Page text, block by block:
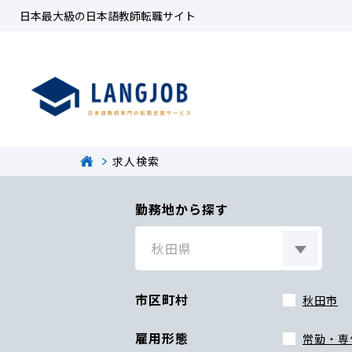
日本最大級の日本語教師転職サイト
求人検索
勤務地から探す
市区町村 秋田市
雇用形態 常勤・